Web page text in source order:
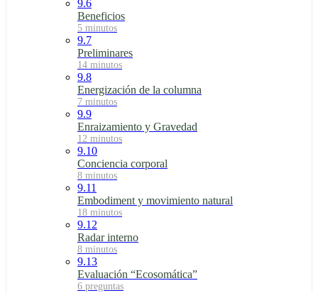
9.6
Beneficios
5 minutos
9.7
Preliminares
14 minutos
9.8
Energización de la columna
7 minutos
9.9
Enraizamiento y Gravedad
12 minutos
9.10
Conciencia corporal
8 minutos
9.11
Embodiment y movimiento natural
18 minutos
9.12
Radar interno
8 minutos
9.13
Evaluación “Ecosomática”
6 preguntas